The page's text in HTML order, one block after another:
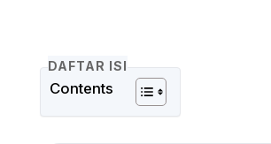
DAFTAR ISI
Contents